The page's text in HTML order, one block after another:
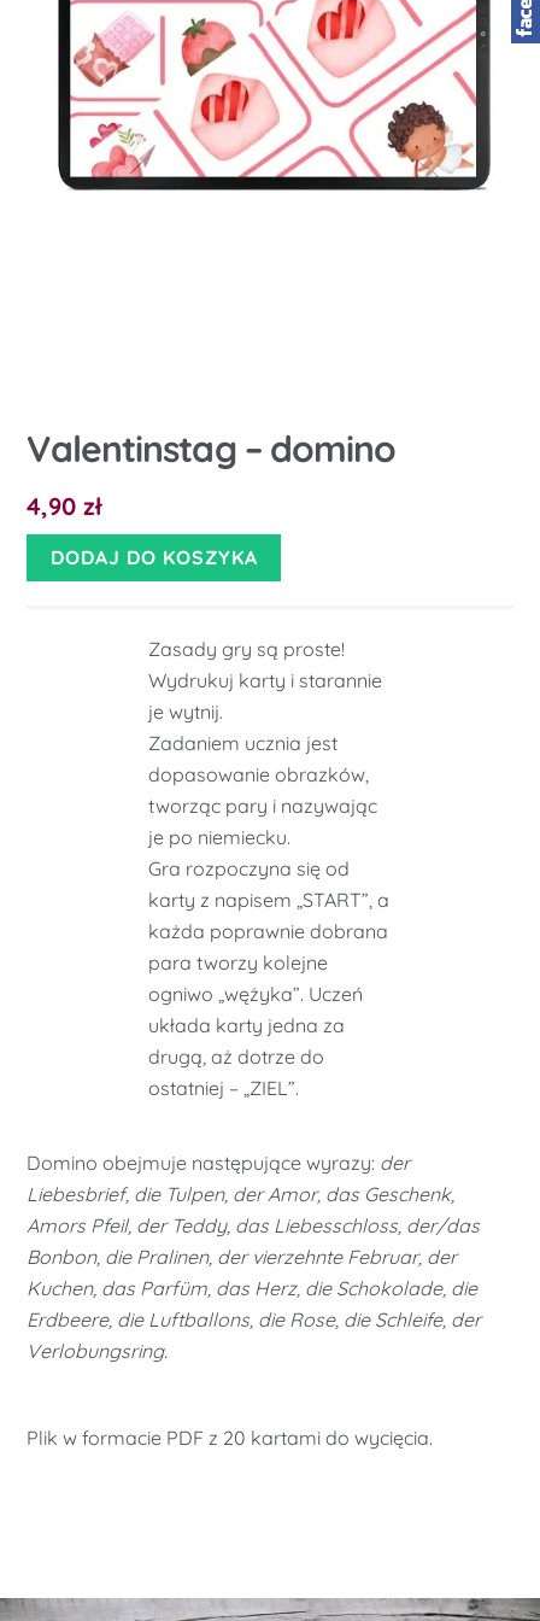
Valentinstag – domino
4,90zł
DODAJ DO KOSZYKA
Zasady gry są proste!
Wydrukuj karty i starannie
je wytnij.
Zadaniem ucznia jest
dopasowanie obrazków,
tworząc pary i nazywając
je po niemiecku.
Gra rozpoczyna się od
karty z napisem „START”, a
każda poprawnie dobrana
para tworzy kolejne
ogniwo „wężyka”. Uczeń
układa karty jedna za
drugą, aż dotrze do
ostatniej – „ZIEL”.
Domino obejmuje następujące wyrazy: der
Liebesbrief, die Tulpen, der Amor, das Geschenk,
Amors Pfeil, der Teddy, das Liebesschloss, der/das
Bonbon, die Pralinen, der vierzehnte Februar, der
Kuchen, das Parfüm, das Herz, die Schokolade, die
Erdbeere, die Luftballons, die Rose, die Schleife, der
Verlobungsring.
Plik w formacie PDF z 20 kartami do wycięcia.